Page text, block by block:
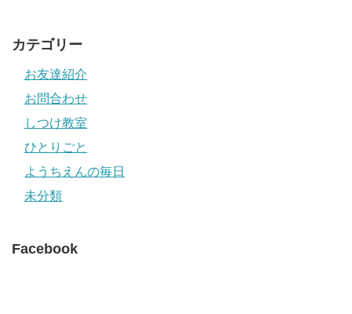
カテゴリー
お友達紹介
お問合わせ
しつけ教室
ひとりごと
ようちえんの毎日
未分類
Facebook